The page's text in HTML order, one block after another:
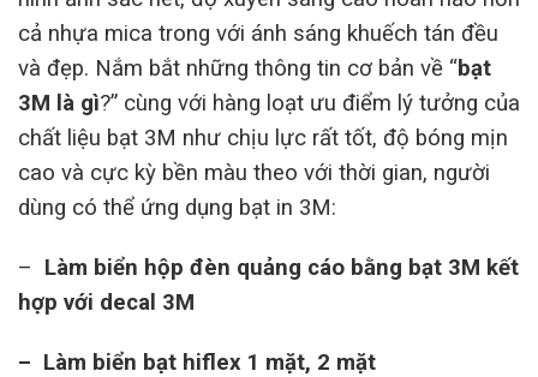
cả nhựa mica trong với ánh sáng khuếch tán đều
và đẹp. Nắm bắt những thông tin cơ bản về “bạt
3M là gì?” cùng với hàng loạt ưu điểm lý tưởng của
chất liệu bạt 3M như chịu lực rất tốt, độ bóng mịn
cao và cực kỳ bền màu theo với thời gian, người
dùng có thể ứng dụng bạt in 3M:
– Làm biển hộp đèn quảng cáo bằng bạt 3M kết
hợp với decal 3M
– Làm biển bạt hiflex 1 mặt, 2 mặt